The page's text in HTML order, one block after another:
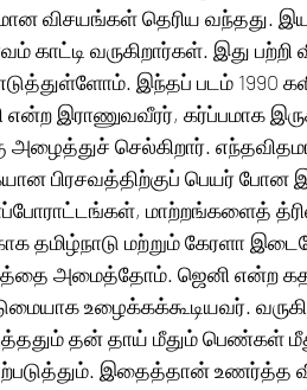
விசயங்கள் தெரிய வந்தது.
வருகிறார்கள். இது பற்றி
இந்தப் படம் 1990
என்ற இராணுவவீரர், கர்ப்பமாக
அழைத்துச் செல்கிறார்.
பிரசவத்திற்குப் பெயர் போன
மாற்றங்களைத்
தமிழ்நாடு மற்றும் கேரளா
அமைத்தோம். ஜெனி என்ற
உழைக்கக்கூடியவர்.
தன் தாய் மீதும்
இதைத்தான் உணர்த்த